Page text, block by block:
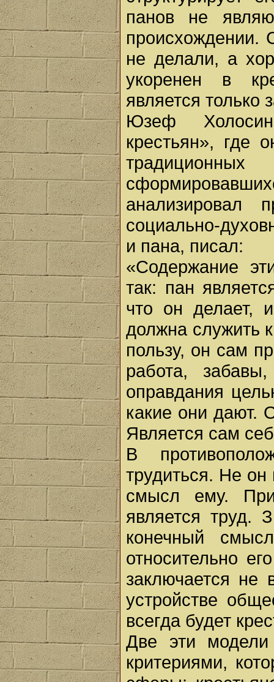
панов не
происхождении.
не делали, а
укоренен в
является только
Юзеф
крестьян», где
анализировал
социально-
и пана, писал:
«Содержание
так: пан
что он делает,
должна служить
пользу, он сам
работа,
оправдания
какие они дают.
Является сам
В
трудиться. Не он
смысл ему.
является труд.
конечный
относительно
заключается
устройстве
всегда будет
Две эти
критериями,